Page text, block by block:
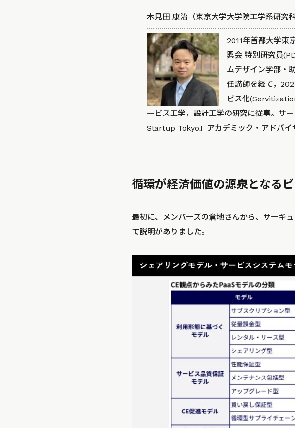
木見田 康治（東京大学大学院工学系研究
2011年首都大学東
興会 特別研究員
ムデザイン学部・
任講師を経て，
ビス化
ービス工学，設計工学の研究に従事。サ
Startup Tokyo」アカデミック・アドバイ
循環が経済価値の源泉となる
最初に、メンバーズの倉地さんから、サーキ
て説明がありました。